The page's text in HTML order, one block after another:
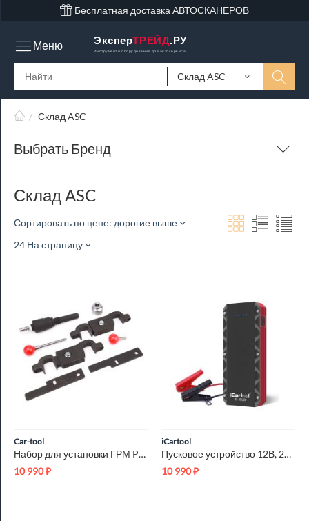
Бесплатная доставка АВТОСКАНЕРОВ
ЭксперТРЕЙД.РУ
Инструмент и оборудование для автосервиса
Склад ASC
Меню
/ Склад ASC
Выбрать Бренд
Склад ASC
Сортировать по цене: дорогие выше
24 На страницу
Car-tool
Набор для установки ГРМ Porsche Car-Tool CT-G1207
10 990₽
iCartool
Пусковое устройство 12В, 20 000 мАч, 1000/2000А iCartool IC-J...
10 990₽